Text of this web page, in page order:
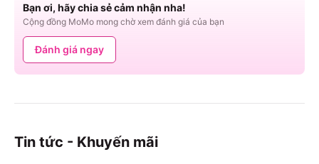
Bạn ơi, hãy chia sẻ cảm nhận nha!
Cộng đồng MoMo mong chờ xem đánh giá của bạn
Đánh giá ngay
Tin tức - Khuyến mãi